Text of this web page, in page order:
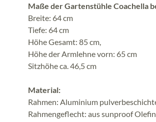
Maße der Gartenstühle Coachella
Breite: 64 cm
Tiefe: 64 cm
Höhe Gesamt: 85 cm,
Höhe der Armlehne vorn: 65 cm
Sitzhöhe ca. 46,5 cm
Material:
Rahmen: Aluminium
Rahmengeflecht: aus sunproof